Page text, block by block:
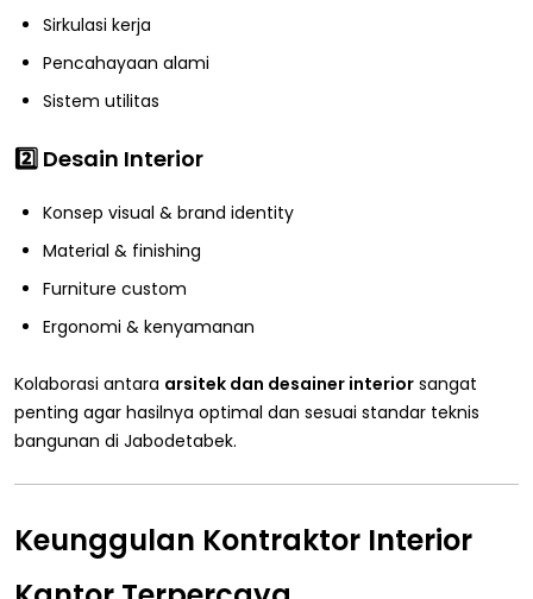
Sirkulasi kerja
Pencahayaan alami
Sistem utilitas
2️⃣ Desain Interior
Konsep visual & brand identity
Material & finishing
Furniture custom
Ergonomi & kenyamanan
Kolaborasi antara arsitek dan desainer interior sangat
penting agar hasilnya optimal dan sesuai standar teknis
bangunan di Jabodetabek.
Keunggulan Kontraktor Interior